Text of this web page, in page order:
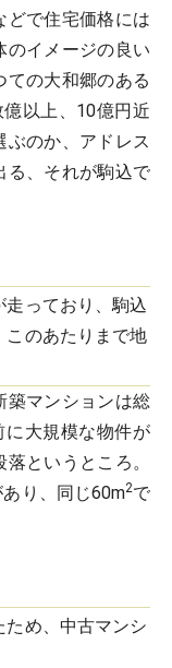
どで住宅価格には
のイメージの良い
ての大和郷のある
以上、10億円近
ぶのか、アドレス
る、それが駒込で
っており、駒込
このあたりまで地
築マンションは総
に大規模な物件が
というところ。
り、同じ60m2で
ため、中古マンシ